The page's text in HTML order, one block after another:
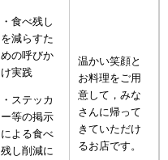
・食べ残し
を減らすた
めの呼びか
け実践
・ステッカ
ー等の掲示
による食べ
残し削減に
温かい笑顔と
お料理をご用
意して，みな
さんに帰って
きていただけ
るお店です。